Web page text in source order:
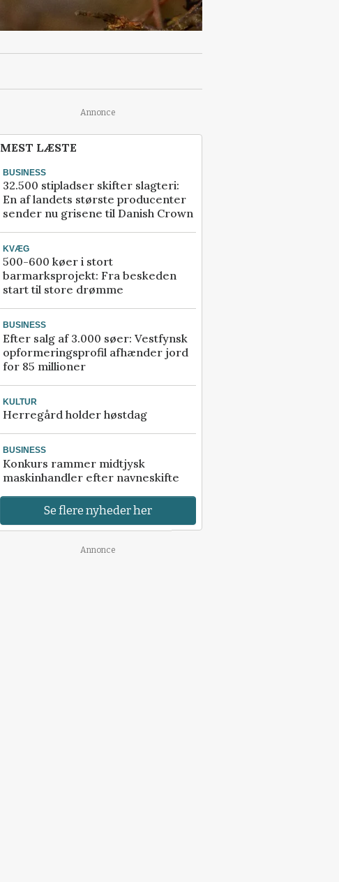
Annonce
MEST LÆSTE
BUSINESS
32.500 stipladser skifter slagteri:
En af landets største producenter
sender nu grisene til Danish Crown
KVÆG
500-600 køer i stort
barmarksprojekt: Fra beskeden
start til store drømme
BUSINESS
Efter salg af 3.000 søer: Vestfynsk
opformeringsprofil afhænder jord
for 85 millioner
KULTUR
Herregård holder høstdag
BUSINESS
Konkurs rammer midtjysk
maskinhandler efter navneskifte
Se flere nyheder her
Annonce